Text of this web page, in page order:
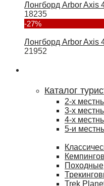
Лонгборд Arbor Axis
18235
-27%
Лонгборд Arbor Axis
21952
Каталог
2-х
3-х
4-х
5-и
Походные
Trek